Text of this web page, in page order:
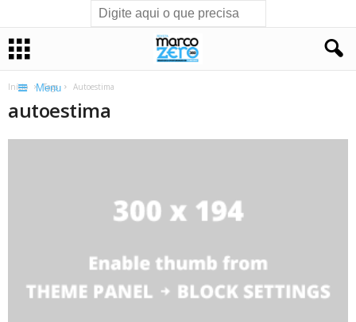
Menu
Início Tags Autoestima
autoestima